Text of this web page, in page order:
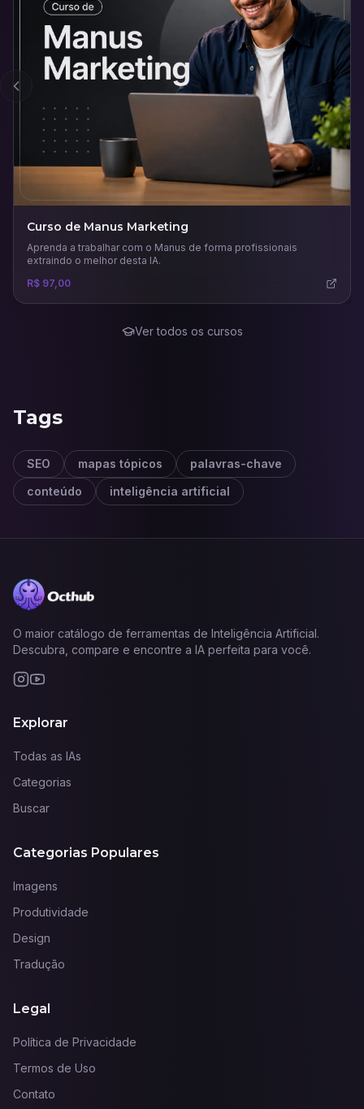
Curso de Manus Marketing
Aprenda a trabalhar com o Manus de forma profissionais
extraindo o melhor desta IA.
R$ 97,00
Anterior
Ver todos os cursos
Tags
SEO mapas tópicos
palavras-chave
conteúdo
inteligência artificial
O maior catálogo de ferramentas de Inteligência Artificial.
Descubra, compare e encontre a IA perfeita para você.
Explorar
Todas as IAs
Categorias
Buscar
Categorias Populares
Imagens
Produtividade
Design
Tradução
Legal
Política de Privacidade
Termos de Uso
Contato